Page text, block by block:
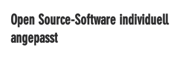
Open Source-Software individuell
angepasst